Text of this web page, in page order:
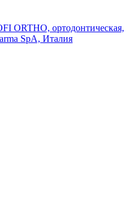
ORTHO, ортодонтическая,
SpA, Италия